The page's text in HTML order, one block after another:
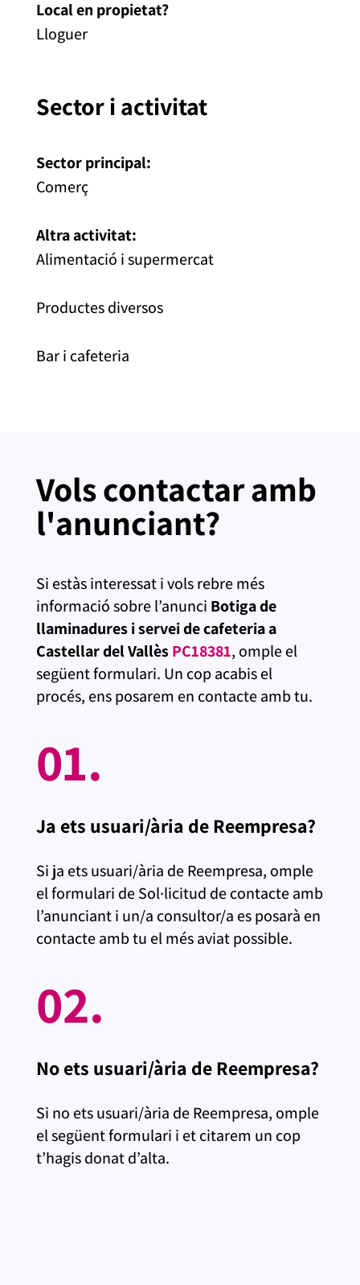
Local en propietat?
Lloguer
Sector i activitat
Sector principal:
Comerç
Altra activitat:
Alimentació i supermercat
Productes diversos
Bar i cafeteria
Vols contactar amb
l'anunciant?
Si estàs interessat i vols rebre més
informació sobre l’anunci Botiga de
llaminadures i servei de cafeteria a
Castellar del Vallès PC18381, omple el
següent formulari. Un cop acabis el
procés, ens posarem en contacte amb tu.
01.
Ja ets usuari/ària de Reempresa?
Si ja ets usuari/ària de Reempresa, omple
el formulari de Sol·licitud de contacte amb
l’anunciant i un/a consultor/a es posarà en
contacte amb tu el més aviat possible.
02.
No ets usuari/ària de Reempresa?
Si no ets usuari/ària de Reempresa, omple
el següent formulari i et citarem un cop
t’hagis donat d’alta.